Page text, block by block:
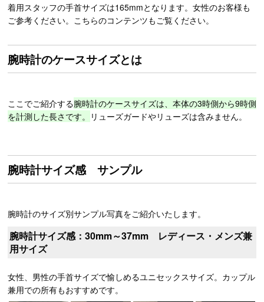
着用スタッフの手首サイズは165mmとなります。女性のお客様も
ご参考ください。こちらのコンテンツもご覧ください。
腕時計のケースサイズとは
ここでご紹介する腕時計のケースサイズは、本体の3時側から9時側
を計測した長さです。
リューズガードやリューズは含みません。
腕時計サイズ感 サンプル
腕時計のサイズ別サンプル写真をご紹介いたします。
腕時計サイズ感：30mm～37mm レディース・メンズ兼
用サイズ
女性、男性の手首サイズで愉しめるユニセックスサイズ。カップル
兼用での所有もおすすめです。